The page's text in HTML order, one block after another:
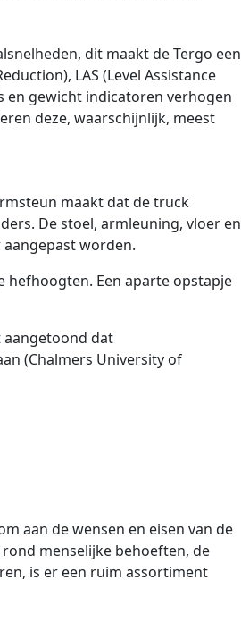
dit maakt de Tergo een
LAS (Level Assistance
en gewicht indicatoren verhogen
deze, waarschijnlijk, meest
maakt dat de truck
De stoel, armleuning, vloer en
worden.
Een aparte opstapje
aangetoond dat
(Chalmers University of
aan de wensen en eisen van de
menselijke behoeften, de
is er een ruim assortiment